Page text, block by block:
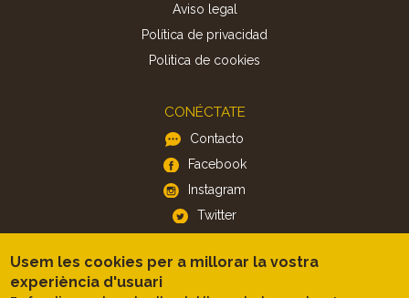
Aviso legal
Política de privacidad
Politica de cookies
CONÉCTATE
Contacto
Facebook
Instagram
Twitter
APP
iOS
Usem les cookies per a millorar la vostra
experiència d'usuari